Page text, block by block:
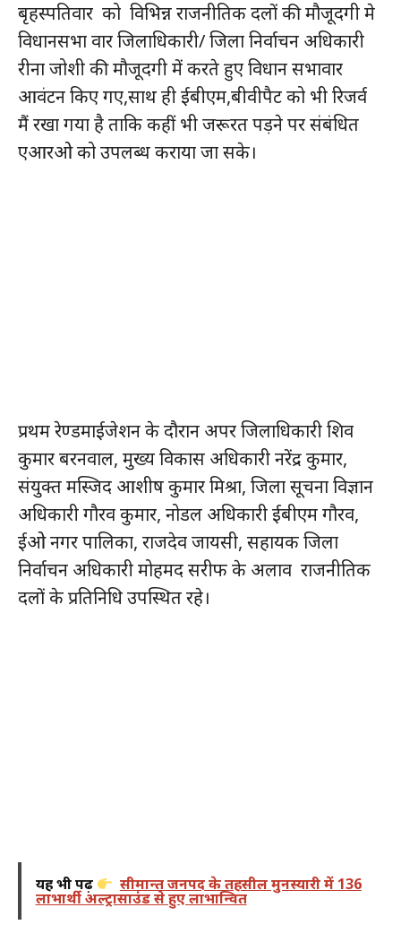
बृहस्पतिवार को विभिन्न राजनीतिक दलों की मौजूदगी मे
विधानसभा वार जिलाधिकारी/ जिला निर्वाचन अधिकारी
रीना जोशी की मौजूदगी में करते हुए विधान सभावार
आवंटन किए गए,साथ ही ईबीएम,बीवीपैट को भी रिजर्व
मैं रखा गया है ताकि कहीं भी जरूरत पड़ने पर संबंधित
एआरओ को उपलब्ध कराया जा सके।
प्रथम रेण्डमाईजेशन के दौरान अपर जिलाधिकारी शिव
कुमार बरनवाल, मुख्य विकास अधिकारी नरेंद्र कुमार,
संयुक्त मस्जिद आशीष कुमार मिश्रा, जिला सूचना विज्ञान
अधिकारी गौरव कुमार, नोडल अधिकारी ईबीएम गौरव,
ईओ नगर पालिका, राजदेव जायसी, सहायक जिला
निर्वाचन अधिकारी मोहमद सरीफ के अलाव राजनीतिक
दलों के प्रतिनिधि उपस्थित रहे।
यह भी पढ़ें सीमान्त जनपद के तहसील मुनस्यारी में 136
लाभार्थी अल्ट्रासाउंड से हुए लाभान्वित